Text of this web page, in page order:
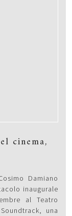
cinema,
Damiano
inaugurale
al Teatro
una